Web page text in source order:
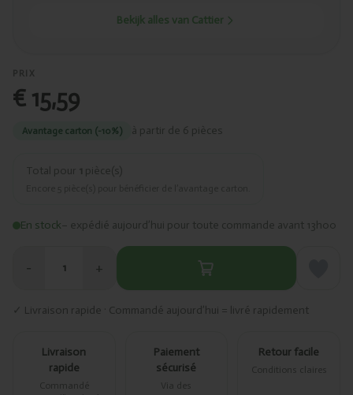
Bekijk alles van Cattier
PRIX
€ 15,59
Avantage carton (-10%) à partir de 6 pièces
Total pour 1 pièce(s)
En stock– expédié aujourd’hui pour toute commande avant 13h00
− 1 +
✓ Livraison rapide · Commandé aujourd’hui = livré rapidement
Livraison
rapide
Commandé
Paiement
sécurisé
Via des
Retour facile
Conditions claires